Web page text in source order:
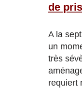
de
A la
un
très
requiert